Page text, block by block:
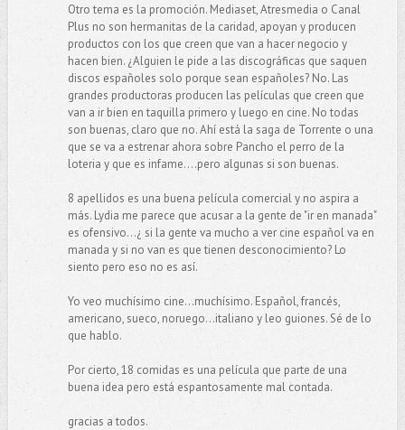
Otro tema es la promoción. Mediaset, Atresmedia o Canal
Plus no son hermanitas de la caridad, apoyan y producen
productos con los que creen que van a hacer negocio y
hacen bien. ¿Alguien le pide a las discográficas que saquen
discos españoles solo porque sean españoles? No. Las
grandes productoras producen las películas que creen que
van a ir bien en taquilla primero y luego en cine. No todas
son buenas, claro que no. Ahí está la saga de Torrente o una
que se va a estrenar ahora sobre Pancho el perro de la
loteria y que es infame....pero algunas si son buenas.
8 apellidos es una buena película comercial y no aspira a
más. Lydia me parece que acusar a la gente de "ir en manada"
es ofensivo...¿ si la gente va mucho a ver cine español va en
manada y si no van es que tienen desconocimiento? Lo
siento pero eso no es así.
Yo veo muchísimo cine...muchísimo. Español, francés,
americano, sueco, noruego...italiano y leo guiones. Sé de lo
que hablo.
Por cierto, 18 comidas es una película que parte de una
buena idea pero está espantosamente mal contada.
gracias a todos.